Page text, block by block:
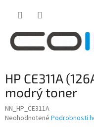
HP CE311A
modrý toner
NN_HP_CE311A
Priemerné
Neohodnotené Podrobnosti